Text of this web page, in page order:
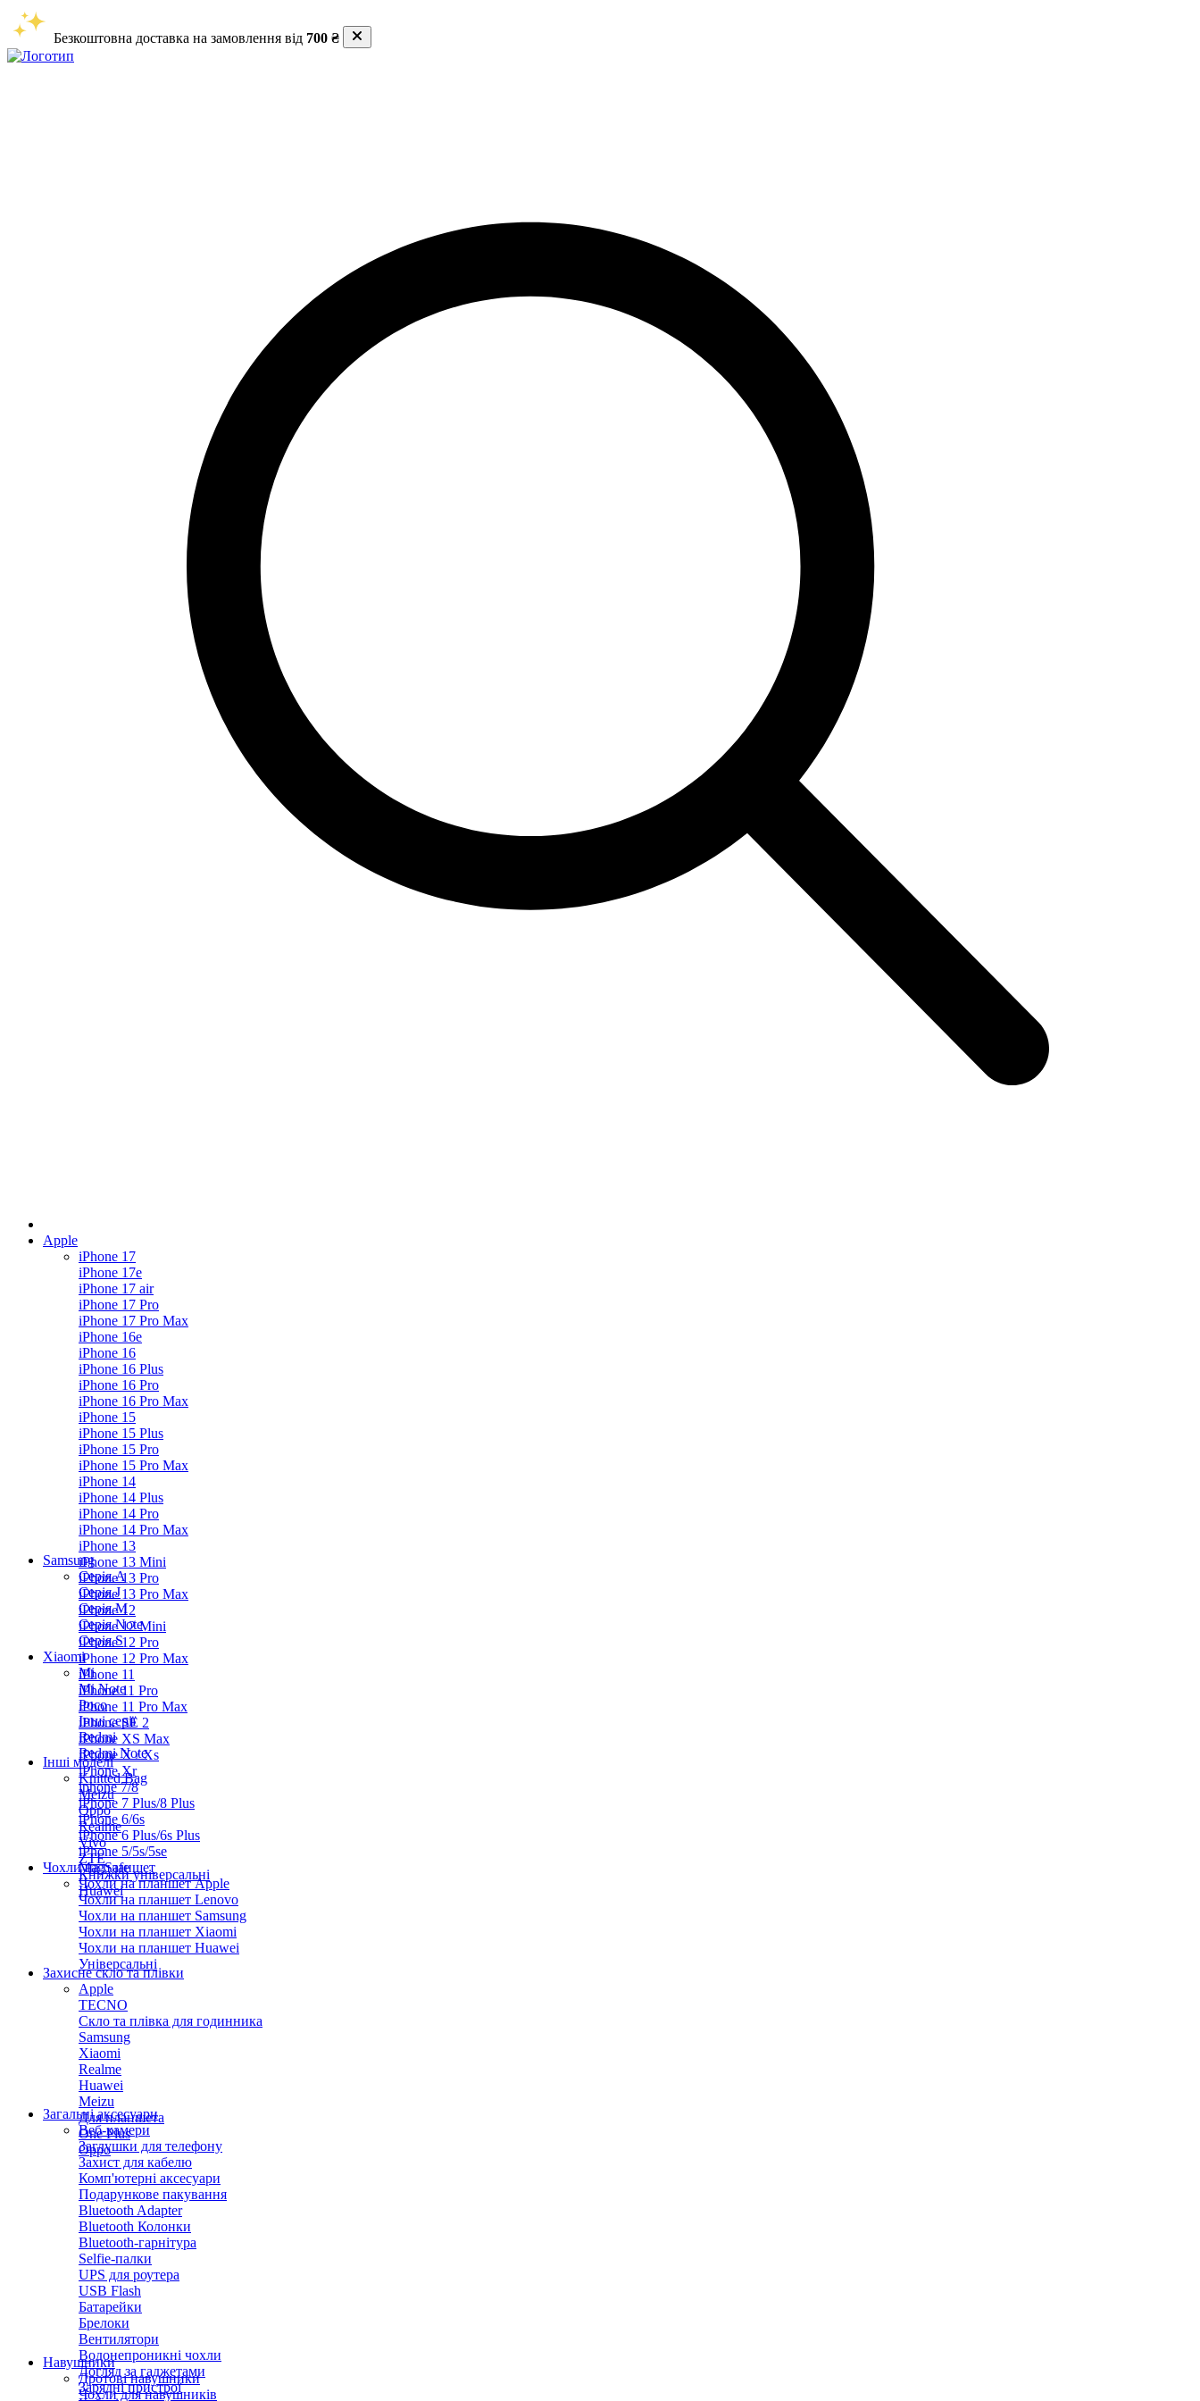
Безкоштовна доставка на замовлення від 700 ₴
Apple
iPhone 17
iPhone 17e
iPhone 17 air
iPhone 17 Pro
iPhone 17 Pro Max
iPhone 16e
iPhone 16
iPhone 16 Plus
iPhone 16 Pro
iPhone 16 Pro Max
iPhone 15
iPhone 15 Plus
iPhone 15 Pro
iPhone 15 Pro Max
iPhone 14
iPhone 14 Plus
iPhone 14 Pro
iPhone 14 Pro Max
iPhone 13
iPhone 13 Mini
iPhone 13 Pro
iPhone 13 Pro Max
iPhone 12
iPhone 12 Mini
iPhone 12 Pro
iPhone 12 Pro Max
iPhone 11
iPhone 11 Pro
iPhone 11 Pro Max
iPhone SE 2
iPhone XS Max
iPhone X / Xs
iPhone Xr
iphone 7/8
iPhone 7 Plus/8 Plus
iPhone 6/6s
iPhone 6 Plus/6s Plus
iPhone 5/5s/5se
MagSafe
Samsung
Серія А
Серiя J
Серiя M
Серія Note
Серія S
Xiaomi
Mi
Mi Note
Poco
Інші серії
Redmi
Redmi Note
Інші моделі
Knitted Bag
Meizu
Oppo
Realme
Vivo
ZTE
Книжки універсальні
Huawei
Чохли на планшет
Чохли на планшет Apple
Чохли на планшет Lenovo
Чохли на планшет Samsung
Чохли на планшет Xiaomi
Чохли на планшет Huawei
Універсальні
Захисне скло та плівки
Apple
TECNO
Скло та плівка для годинника
Samsung
Xiaomi
Realme
Huawei
Meizu
Для планшета
One Plus
Oppo
Загальні аксесуари
Веб-камери
Заглушки для телефону
Захист для кабелю
Комп'ютерні аксесуари
Подарункове пакування
Bluetooth Adapter
Bluetooth Колонки
Bluetooth-гарнітура
Selfie-палки
UPS для роутера
USB Flash
Батарейки
Брелоки
Вентилятори
Водонепроникні чохли
Догляд за гаджетами
Зарядні пристрої
Навушники
Дротові навушники
Чохли для навушників